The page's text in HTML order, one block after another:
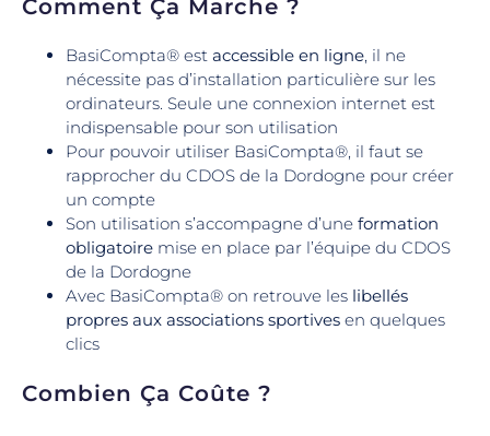
Comment Ça Marche ?
BasiCompta® est accessible en ligne, il ne
nécessite pas d’installation particulière sur les
ordinateurs. Seule une connexion internet est
indispensable pour son utilisation
Pour pouvoir utiliser BasiCompta®, il faut se
rapprocher du CDOS de la Dordogne pour créer
un compte
Son utilisation s’accompagne d’une formation
obligatoire mise en place par l’équipe du CDOS
de la Dordogne
Avec BasiCompta® on retrouve les libellés
propres aux associations sportives en quelques
clics
Combien Ça Coûte ?